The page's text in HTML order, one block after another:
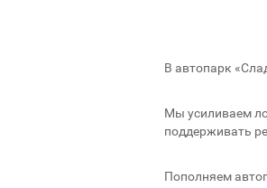
В автопарк
Мы усиливаем
поддерживать
Пополняем